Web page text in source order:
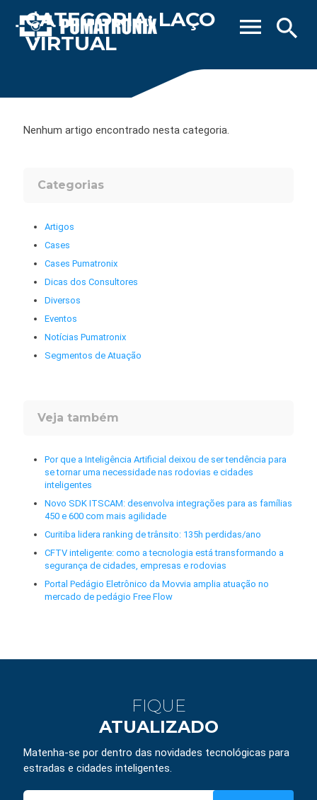
search
menu
CATEGORIA: LAÇO
VIRTUAL
Nenhum artigo encontrado nesta categoria.
Categorias
Artigos
Cases
Cases Pumatronix
Dicas dos Consultores
Diversos
Eventos
Notícias Pumatronix
Segmentos de Atuação
Veja também
Por que a Inteligência Artificial deixou de ser tendência para
se tornar uma necessidade nas rodovias e cidades
inteligentes
Novo SDK ITSCAM: desenvolva integrações para as famílias
450 e 600 com mais agilidade
Curitiba lidera ranking de trânsito: 135h perdidas/ano
CFTV inteligente: como a tecnologia está transformando a
segurança de cidades, empresas e rodovias
Portal Pedágio Eletrônico da Movvia amplia atuação no
mercado de pedágio Free Flow
FIQUE
ATUALIZADO
Matenha-se por dentro das novidades tecnológicas para
estradas e cidades inteligentes.